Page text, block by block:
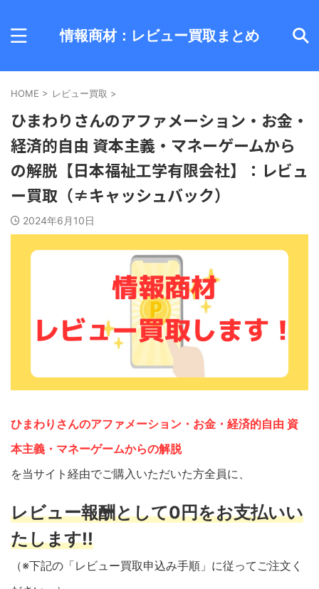
情報商材：レビュー買取まとめ
HOME > レビュー買取 >
ひまわりさんのアファメーション・お金・
経済的自由 資本主義・マネーゲームから
の解脱【日本福祉工学有限会社】：レビュ
ー買取（≠キャッシュバック）
2024年6月10日
ひまわりさんのアファメーション・お金・経済的自由 資
本主義・マネーゲームからの解脱
を当サイト経由でご購入いただいた方全員に、
レビュー報酬として0円をお支払いい
たします!!
（※下記の「レビュー買取申込み手順」に従ってご注文く